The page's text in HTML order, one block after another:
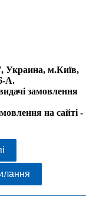
Украина, м.Київ,
А.
замовлення
на сайті -